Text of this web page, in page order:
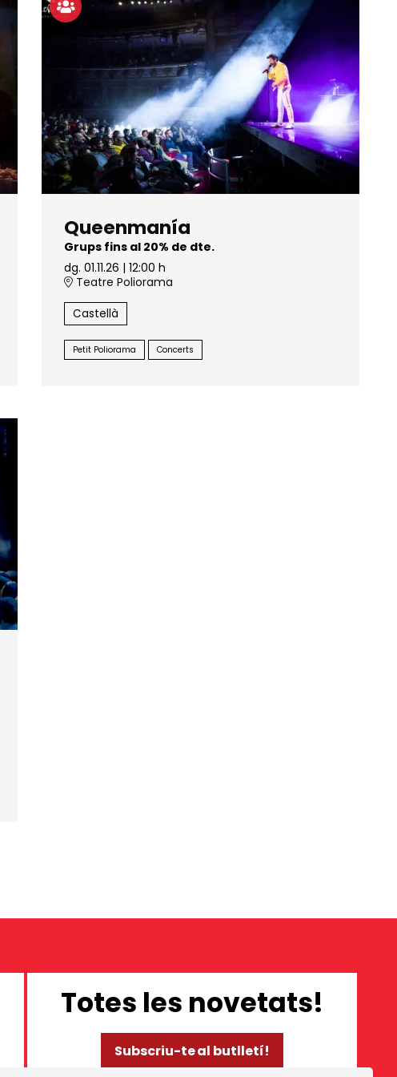
Queenmanía
Grups fins al 20% de dte.
dg. 01.11.26 |12:00 h
Teatre Poliorama
Castellà
Petit Poliorama Concerts
Totes les novetats!
Subscriu-te al butlletí!